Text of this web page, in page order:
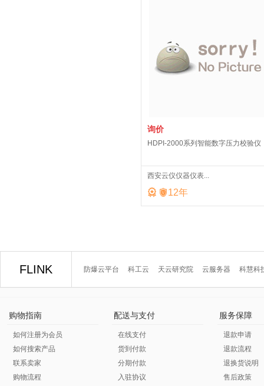
询价
HDPI-2000系列智能数字压力校验仪
西安云仪仪器仪表...
 12年
FLINK 防爆云平台 科工云 天云研究院 云服务器 科慧科
购物指南
如何注册为会员
如何搜索产品
联系卖家
购物流程
配送与支付
在线支付
货到付款
分期付款
入驻协议
服务保障
退款申请
退款流程
退换货说明
售后政策